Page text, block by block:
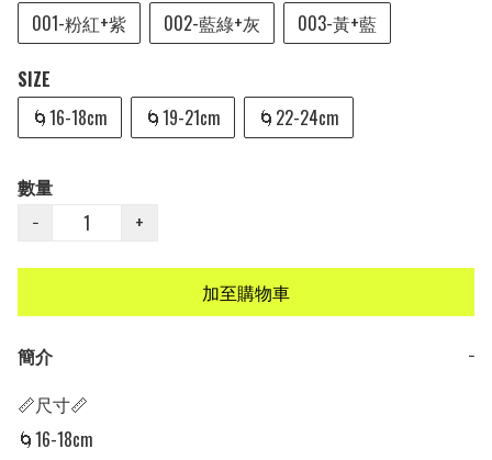
001-粉紅+紫
002-藍綠+灰 003-黃+藍
SIZE
🌀16-18cm
🌀19-21cm 🌀22-24cm
數量
−
+
加至購物車
簡介
−
📏尺寸📏
🌀16-18cm